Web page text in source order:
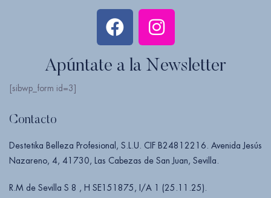
Apúntate a la Newsletter
[sibwp_form id=3]
Contacto
Destetika Belleza Profesional, S.L.U. CIF B24812216. Avenida Jesús
Nazareno, 4, 41730, Las Cabezas de San Juan, Sevilla.
R.M de Sevilla S 8 , H SE151875, I/A 1 (25.11.25).